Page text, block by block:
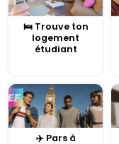
🛌 Trouve ton
logement
étudiant
✈️ Pars à